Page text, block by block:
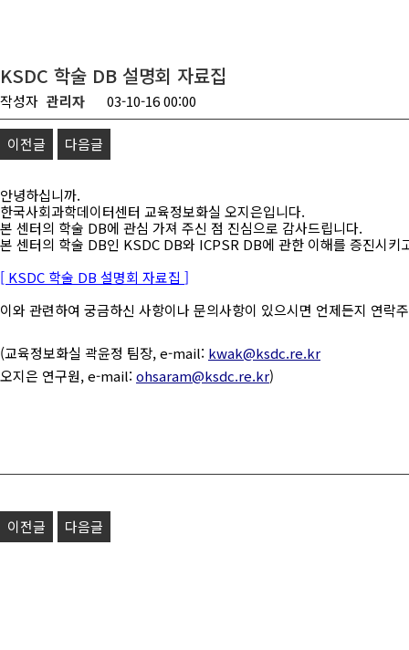
KSDC 학술 DB 설명회 자료집
작성자 관리자 03-10-16 00:00
이전글 다음글
안녕하십니까.
한국사회과학데이터센터 교육정보화실 오지은입니다.
본 센터의 학술 DB에 관심 가져 주신 점 진심으로 감사드립니다.
본 센터의 학술 DB인 KSDC DB와 ICPSR DB에 관한 이해를 증진시
[ KSDC 학술 DB 설명회 자료집 ]
이와 관련하여 궁금하신 사항이나 문의사항이 있으시면 언제든지 연락
(교육정보화실 곽윤정 팀장, e-mail: kwak@ksdc.re.kr
오지은 연구원, e-mail: ohsaram@ksdc.re.kr)
이전글 다음글